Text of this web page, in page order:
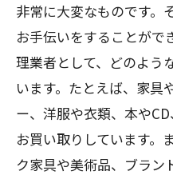
非常に大変なものです。
お手伝いをすることがで
理業者として、どのよう
います。たとえば、家具
ー、洋服や衣類、本や
お買い取りしています。
ク家具や美術品、ブラン